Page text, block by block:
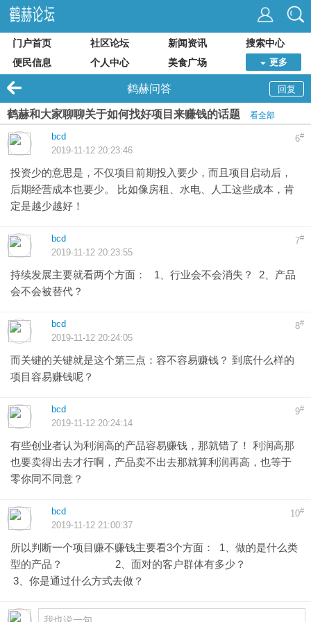
门户首页 社区论坛 新闻资讯
搜索中心
便民信息
个人中心 美食广场 更多
回复
鹤赫问答
鹤赫和大家聊聊关于如何找好项目来赚钱的话题 看全部
6#
bcd
2019-11-12 20:23:46
投资少的意思是，不仅项目前期投入要少，而且项目启动后，
后期经营成本也要少。 比如像房租、水电、人工这些成本，肯
定是越少越好！
7#
bcd
2019-11-12 20:23:55
持续发展主要就看两个方面： 1、行业会不会消失？ 2、产品
会不会被替代？
8#
bcd
2019-11-12 20:24:05
而关键的关键就是这个第三点：容不容易赚钱？ 到底什么样的
项目容易赚钱呢？
9#
bcd
2019-11-12 20:24:14
有些创业者认为利润高的产品容易赚钱，那就错了！ 利润高那
也要卖得出去才行啊，产品卖不出去那就算利润再高，也等于
零你同不同意？
10#
bcd
2019-11-12 21:00:37
所以判断一个项目赚不赚钱主要看3个方面： 1、做的是什么类
型的产品？ 2、面对的客户群体有多少？
3、你是通过什么方式去做？